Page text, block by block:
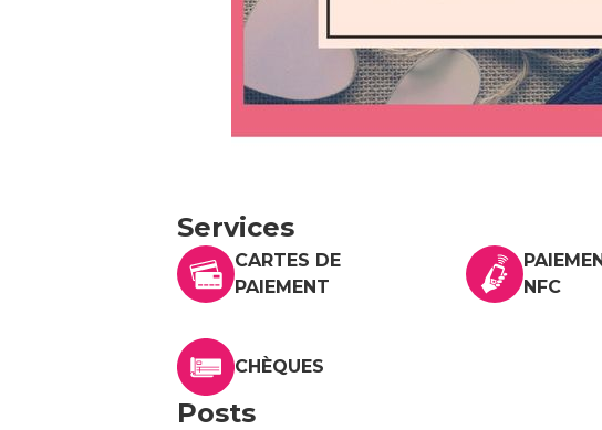
Services
CARTES DE
PAIEMENT
NFC
CHÈQUES
Posts